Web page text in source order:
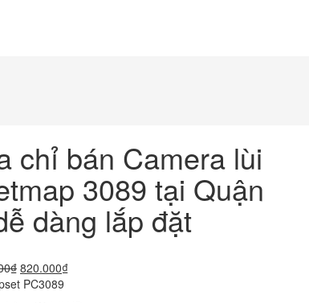
chỉ bán Camera lùi
3089 tại Quận
dàng lắp đặt
₫ Giá
gốc
820.000₫Giá
PC3089